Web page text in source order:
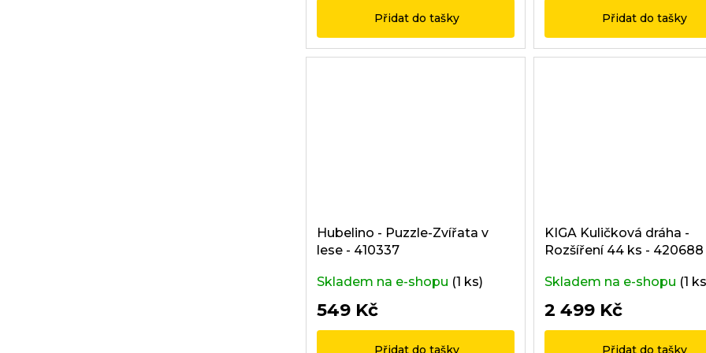
Přidat do tašky Přidat do tašky
Hubelino - Puzzle-Zvířata v
lese - 410337
Skladem na e-shopu (1 ks)
549 Kč
Přidat do tašky
KIGA Kuličková dráha -
Rozšíření 44 ks - 420688
Skladem na e-shopu (1
2 499 Kč
Přidat do tašky